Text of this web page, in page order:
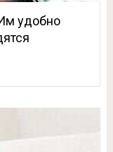
удобно